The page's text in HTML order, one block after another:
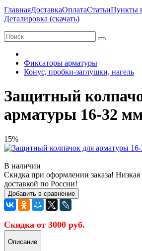
ГлавнаяДоставкаОплатаСтатьиПункты
Деталировка (скачать)
Фиксаторы арматуры
Конус, пробки-заглушки, нагель
Защитный
арматуры 16-32
15%
В наличии
Скидка при оформлении заказа!
доставкой по России!
Добавить в сравнение
Скидка от 3000 руб.
Описание